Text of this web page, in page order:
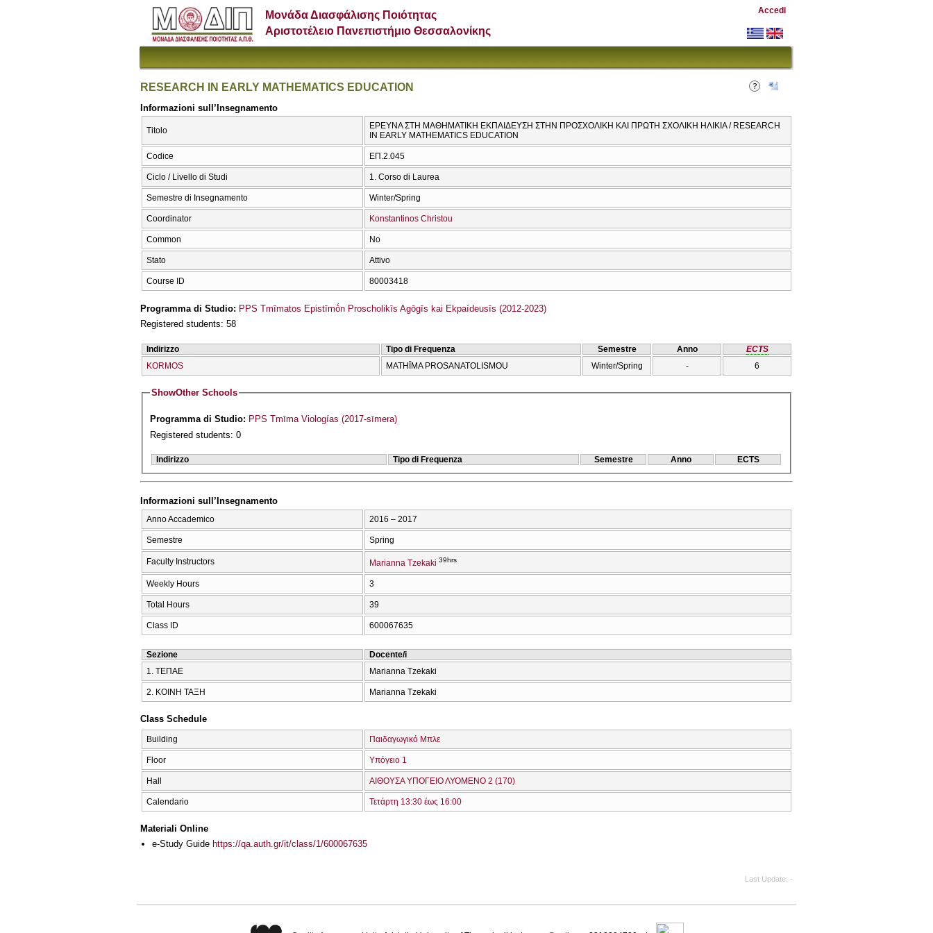
Μονάδα Διασφάλισης Ποιότητας
Αριστοτέλειο Πανεπιστήμιο Θεσσαλονίκης
Accedi
RESEARCH IN EARLY MATHEMATICS EDUCATION
Informazioni sull’Insegnamento
Titolo
ΕΡΕΥΝΑ ΣΤΗ ΜΑΘΗΜΑΤΙΚΗ ΕΚΠΑΙΔΕΥΣΗ ΣΤΗΝ ΠΡΟΣΧΟΛΙΚΗ ΚΑΙ ΠΡΩΤΗ ΣΧΟΛΙΚΗ ΗΛΙΚΙΑ / RESEARCH
IN EARLY MATHEMATICS EDUCATION
Codice ΕΠ.2.045
Ciclo / Livello di Studi 1. Corso di Laurea
Semestre di Insegnamento Winter/Spring
Coordinator Konstantinos Christou
Common No
Stato Attivo
Course ID 80003418
Programma di Studio: PPS Tmīmatos Epistīmṓn Proscholikīs Agōgīs kai Ekpaídeusīs (2012-2023)
Registered students: 58
Indirizzo Tipo di Frequenza Semestre Anno
ECTS
KORMOS
MATHĪMA PROSANATOLISMOU Winter/Spring - 6
ShowOther Schools
Programma di Studio: PPS Tmīma Viologías (2017-sīmera)
Registered students: 0
Indirizzo Tipo di Frequenza Semestre Anno ECTS
Informazioni sull’Insegnamento
Anno Accademico 2016 – 2017
Semestre Spring
Faculty Instructors Marianna Tzekaki 39hrs
Weekly Hours 3
Total Hours 39
Class ID 600067635
Sezione
Docente/i
1. ΤΕΠΑΕ
Marianna Tzekaki
2. ΚΟΙΝΗ ΤΑΞΗ Marianna Tzekaki
Class Schedule
Building Παιδαγωγικό Μπλε
Floor Υπόγειο 1
Hall ΑΙΘΟΥΣΑ ΥΠΟΓΕΙΟ ΛΥΟΜΕΝΟ 2 (170)
Calendario Τετάρτη 13:30 έως 16:00
Materiali Online
e-Study Guide https://qa.auth.gr/it/class/1/600067635
Last Update -